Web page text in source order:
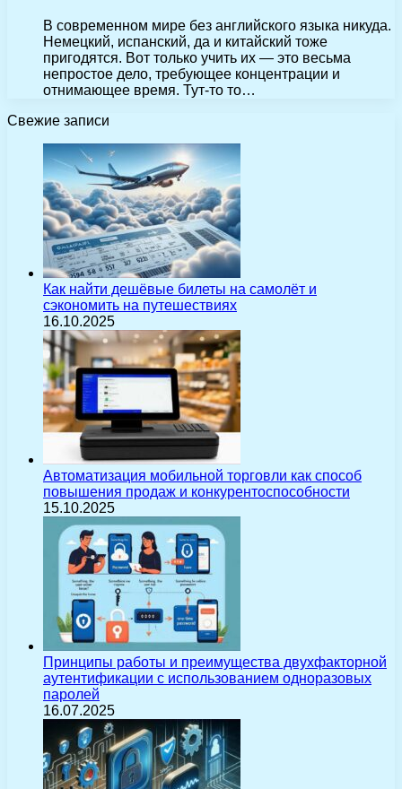
В современном мире без английского языка никуда.
Немецкий, испанский, да и китайский тоже
пригодятся. Вот только учить их — это весьма
непростое дело, требующее концентрации и
отнимающее время. Тут-то то…
Свежие записи
Как найти дешёвые билеты на самолёт и
сэкономить на путешествиях
16.10.2025
Автоматизация мобильной торговли как способ
повышения продаж и конкурентоспособности
15.10.2025
Принципы работы и преимущества двухфакторной
аутентификации с использованием одноразовых
паролей
16.07.2025